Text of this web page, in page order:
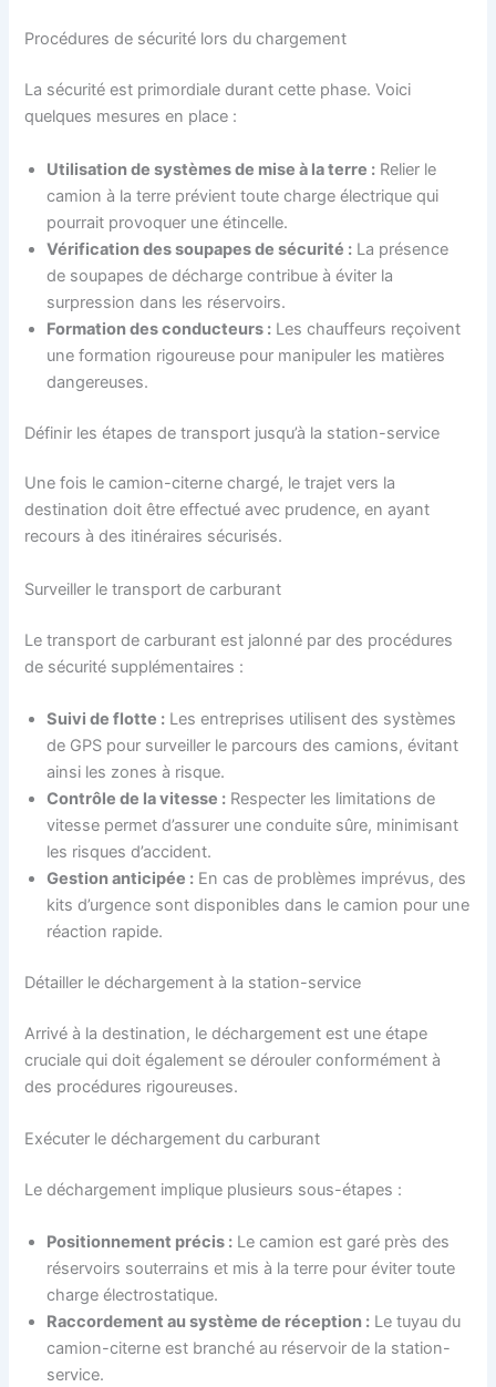
Procédures de sécurité lors du chargement
La sécurité est primordiale durant cette phase. Voici
quelques mesures en place :
Utilisation de systèmes de mise à la terre : Relier le
camion à la terre prévient toute charge électrique qui
pourrait provoquer une étincelle.
Vérification des soupapes de sécurité : La présence
de soupapes de décharge contribue à éviter la
surpression dans les réservoirs.
Formation des conducteurs : Les chauffeurs reçoivent
une formation rigoureuse pour manipuler les matières
dangereuses.
Définir les étapes de transport jusqu’à la station-service
Une fois le camion-citerne chargé, le trajet vers la
destination doit être effectué avec prudence, en ayant
recours à des itinéraires sécurisés.
Surveiller le transport de carburant
Le transport de carburant est jalonné par des procédures
de sécurité supplémentaires :
Suivi de flotte : Les entreprises utilisent des systèmes
de GPS pour surveiller le parcours des camions, évitant
ainsi les zones à risque.
Contrôle de la vitesse : Respecter les limitations de
vitesse permet d’assurer une conduite sûre, minimisant
les risques d’accident.
Gestion anticipée : En cas de problèmes imprévus, des
kits d’urgence sont disponibles dans le camion pour une
réaction rapide.
Détailler le déchargement à la station-service
Arrivé à la destination, le déchargement est une étape
cruciale qui doit également se dérouler conformément à
des procédures rigoureuses.
Exécuter le déchargement du carburant
Le déchargement implique plusieurs sous-étapes :
Positionnement précis : Le camion est garé près des
réservoirs souterrains et mis à la terre pour éviter toute
charge électrostatique.
Raccordement au système de réception : Le tuyau du
camion-citerne est branché au réservoir de la station-
service.